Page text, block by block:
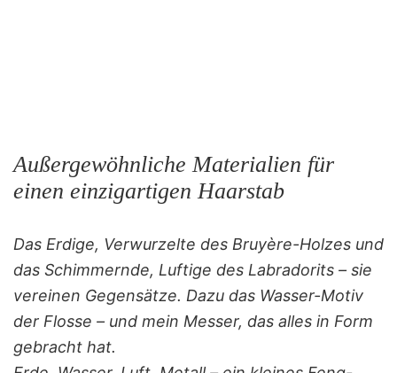
Außergewöhnliche Materialien für
einen einzigartigen Haarstab
Das Erdige, Verwurzelte des Bruyère-Holzes und
das Schimmernde, Luftige des Labradorits – sie
vereinen Gegensätze. Dazu das Wasser-Motiv
der Flosse – und mein Messer, das alles in Form
gebracht hat.